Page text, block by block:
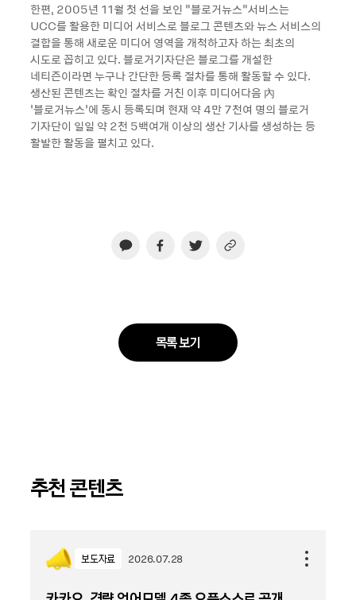
한편, 2005년 11월 첫 선을 보인 “블로거뉴스“서비스는
UCC를 활용한 미디어 서비스로 블로그 콘텐츠와 뉴스 서비스의
결합을 통해 새로운 미디어 영역을 개척하고자 하는 최초의
시도로 꼽히고 있다. 블로거기자단은 블로그를 개설한
네티즌이라면 누구나 간단한 등록 절차를 통해 활동할 수 있다.
생산된 콘텐츠는 확인 절차를 거친 이후 미디어다음 內
‘블로거뉴스’에 동시 등록되며 현재 약 4만 7천여 명의 블로거
기자단이 일일 약 2천 5백여개 이상의 생산 기사를 생성하는 등
활발한 활동을 펼치고 있다.
목록 보기
추천 콘텐츠
보도자료 2026.07.28